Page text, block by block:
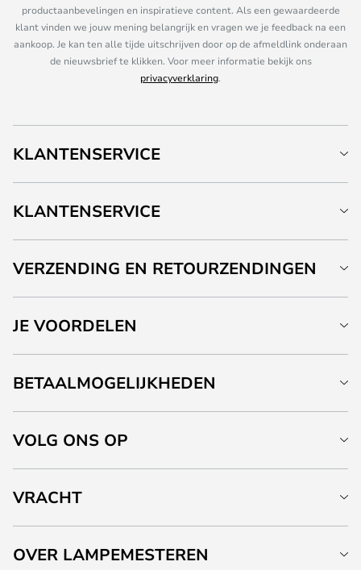
productaanbevelingen en inspiratieve content. Als een gewaardeerde
klant vinden we jouw mening belangrijk en vragen we je feedback na een
aankoop. Je kan ten alle tijde uitschrijven door op de afmeldlink onderaan
de nieuwsbrief te klikken. Voor meer informatie bekijk ons
privacyverklaring.
KLANTENSERVICE
KLANTENSERVICE
VERZENDING EN RETOURZENDINGEN
JE VOORDELEN
BETAALMOGELIJKHEDEN
VOLG ONS OP
VRACHT
OVER LAMPEMESTEREN